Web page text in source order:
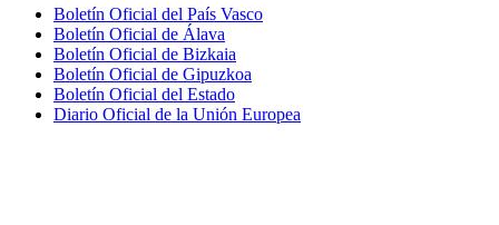
Boletín Oficial del País Vasco
Boletín Oficial de Álava
Boletín Oficial de Bizkaia
Boletín Oficial de Gipuzkoa
Boletín Oficial del Estado
Diario Oficial de la Unión Europea